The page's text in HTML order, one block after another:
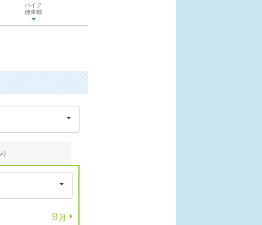
バイク
他車種
9月